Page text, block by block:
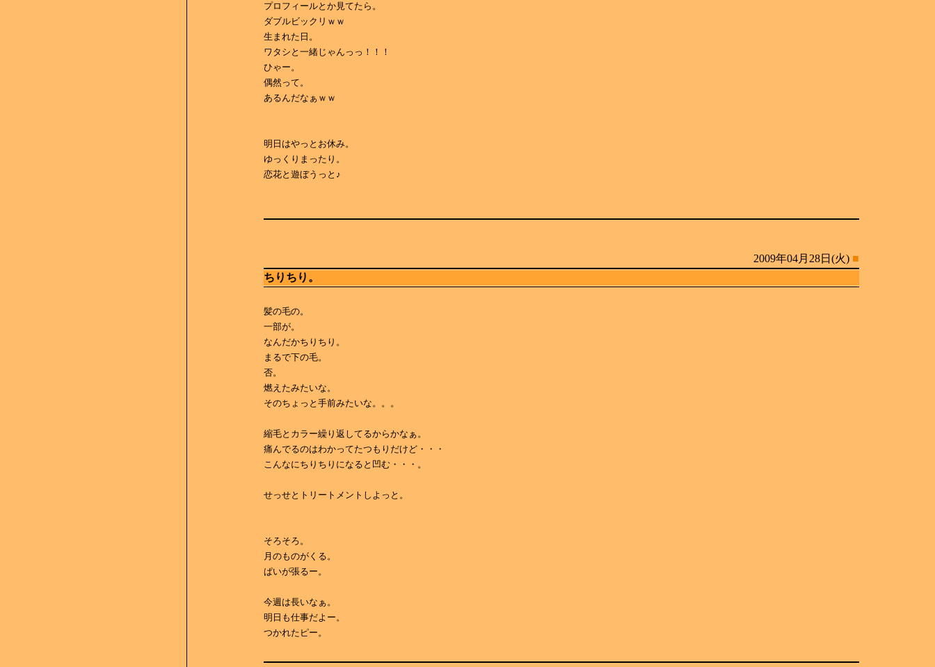
プロフィールとか見てたら。
ダブルビックリｗｗ
生まれた日。
ワタシと一緒じゃんっっ！！！
ひゃー。
偶然って。
あるんだなぁｗｗ
明日はやっとお休み。
ゆっくりまったり。
恋花と遊ぼうっと♪
2009年04月28日(火) ■
ちりちり。
髪の毛の。
一部が。
なんだかちりちり。
まるで下の毛。
否。
燃えたみたいな。
そのちょっと手前みたいな。。。
縮毛とカラー繰り返してるからかなぁ。
痛んでるのはわかってたつもりだけど・・・
こんなにちりちりになると凹む・・・。
せっせとトリートメントしよっと。
そろそろ。
月のものがくる。
ぱいが張るー。
今週は長いなぁ。
明日も仕事だよー。
つかれたピー。